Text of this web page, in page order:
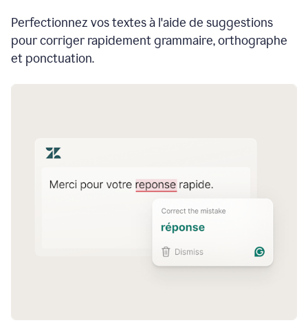
Perfectionnez vos textes à l'aide de suggestions
pour corriger rapidement grammaire, orthographe
et ponctuation.